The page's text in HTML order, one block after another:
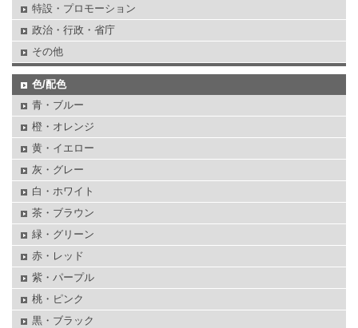
特設・プロモーション
政治・行政・省庁
その他
色/配色
青・ブルー
橙・オレンジ
黄・イエロー
灰・グレー
白・ホワイト
茶・ブラウン
緑・グリーン
赤・レッド
紫・パープル
桃・ピンク
黒・ブラック